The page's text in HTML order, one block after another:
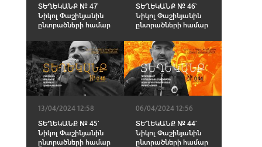
ՏԵՂԵԿԱՆՔ № 47՝
Նիկոլ Փաշինյանին
ընտրածների համար
ՏԵՂԵԿԱՆՔ № 46՝
Նիկոլ Փաշինյանին
ընտրածների համար
13/04/2024 12:58
ՏԵՂԵԿԱՆՔ № 45՝
Նիկոլ Փաշինյանին
ընտրածների համար
06/04/2024 12:56
ՏԵՂԵԿԱՆՔ № 44՝
Նիկոլ Փաշինյանին
ընտրածների համար